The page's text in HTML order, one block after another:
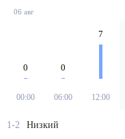
06 авг
0
00:00
0
06:00
7
12:00
1-2
Низкий